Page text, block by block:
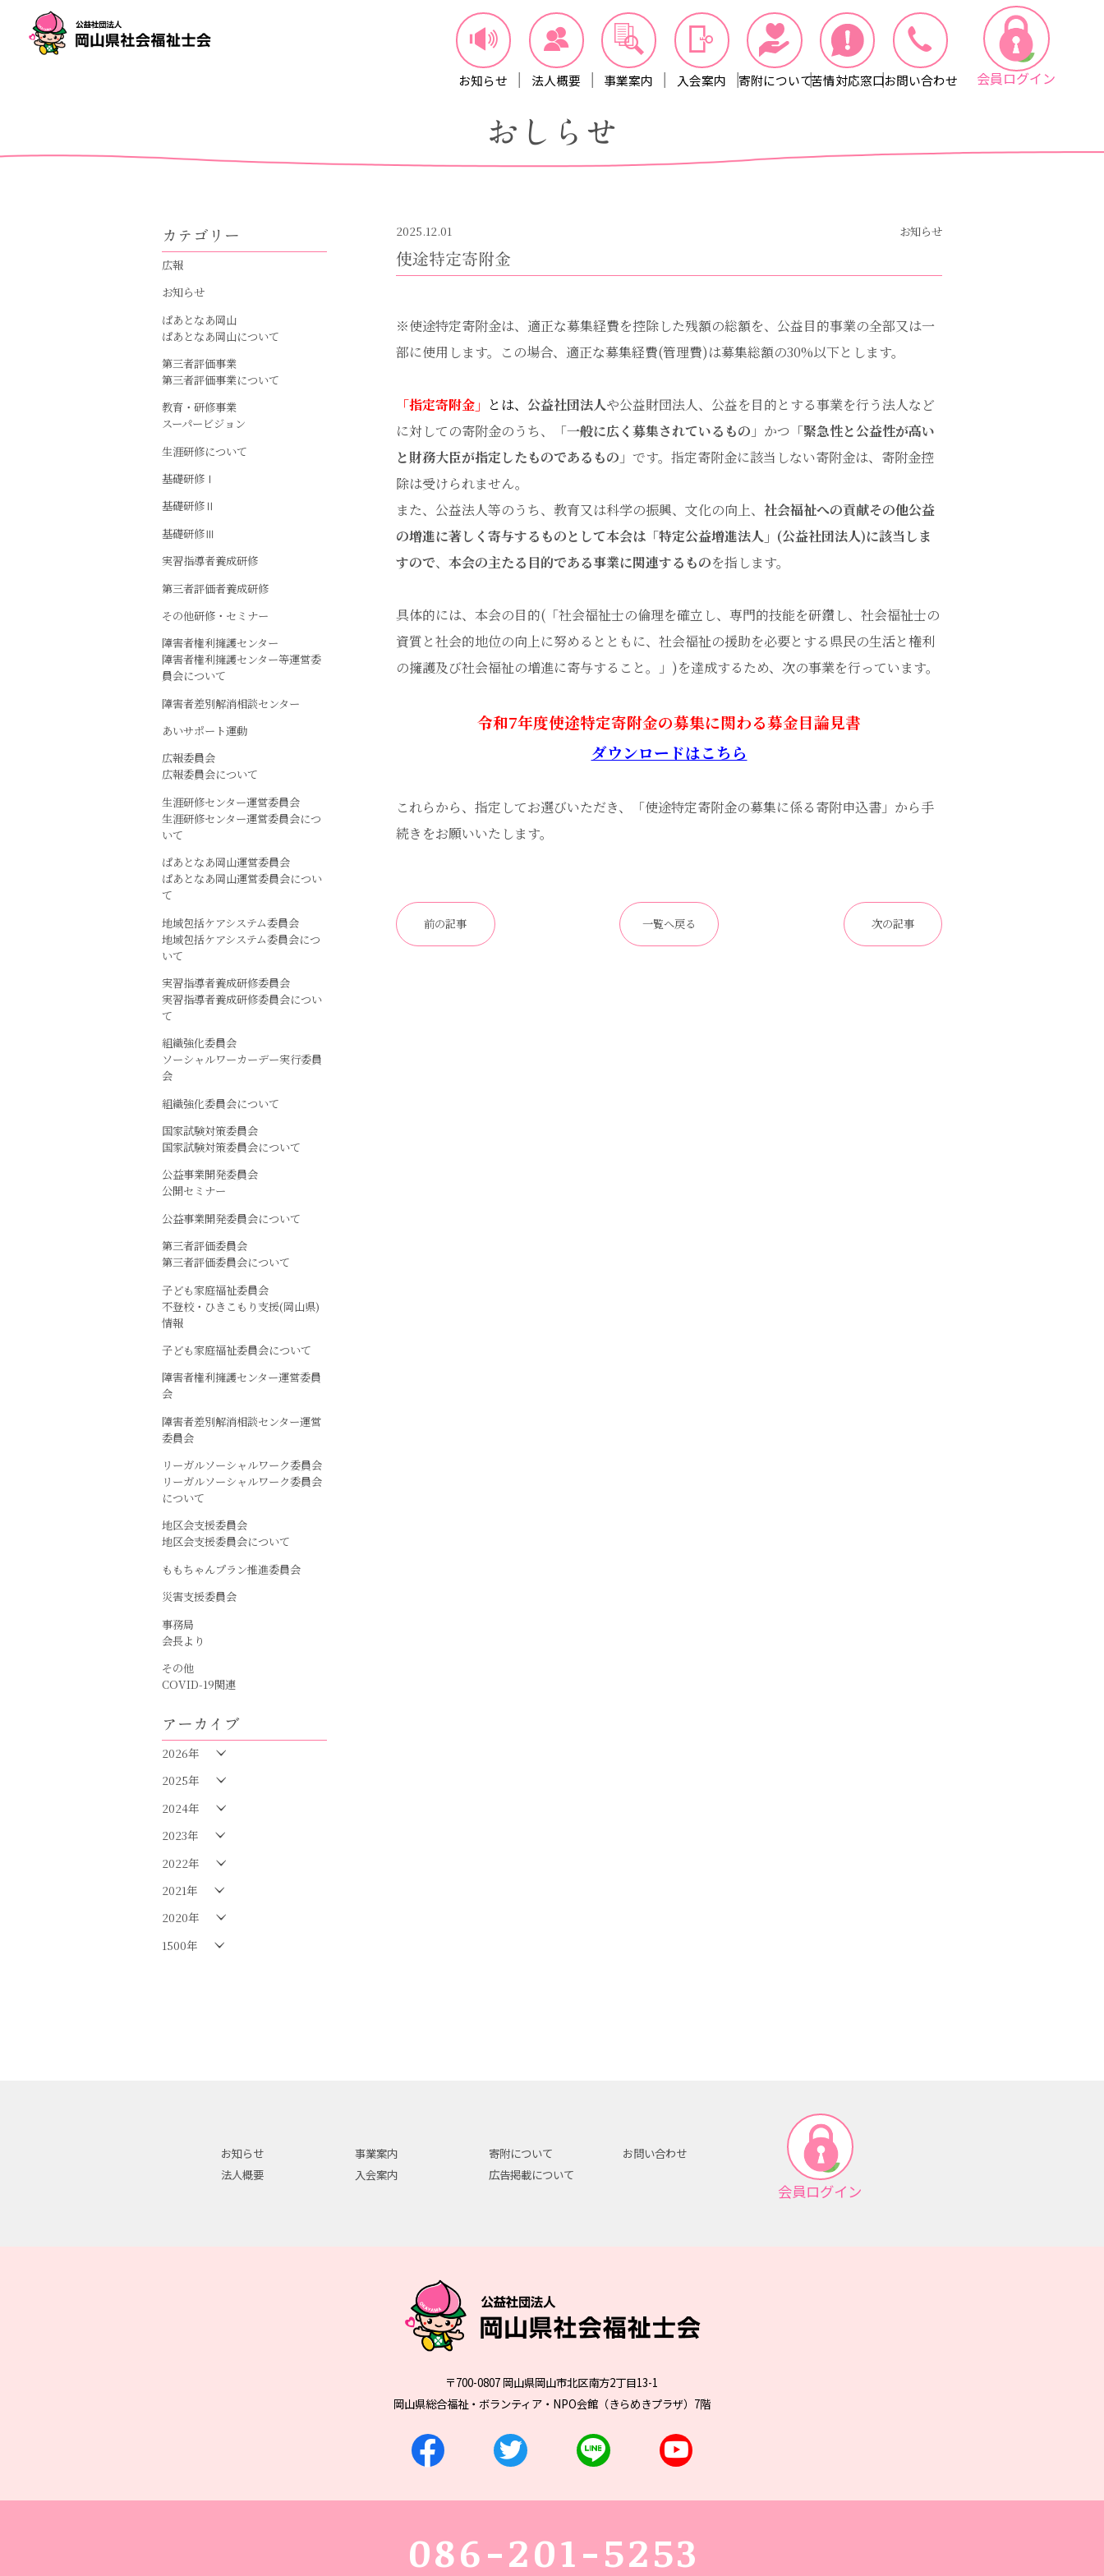
お知らせ 法人概要 事業案内 入会案内 寄附について苦情対応窓口お問い合わせ 会員ログイン
おしらせ
2025.12.01 お知らせ
使途特定寄附金
※使途特定寄附金は、適正な募集経費を控除した残額の総額を、公益目的事業の全部又は一
部に使用します。この場合、適正な募集経費(管理費)は募集総額の30%以下とします。
「指定寄附金」 とは、 公益社団法人や公益財団法人、公益を目的とする事業を行う法人など
に対しての寄附金のうち、「一般に広く募集されているもの 」かつ「緊急性と公益性が高い
と財務大臣が指定したものであるもの 」です。指定寄附金に該当しない寄附金は、寄附金控
除は受けられません。
また、公益法人等のうち、教育又は科学の振興、文化の向上、 社会福祉への貢献その他公益
の増進に著しく寄与するものとして本会は 「特定公益増進法人」(公益社団法人)に該当しま
すので、 本会の主たる目的である事業に関連するものを指します。
具体的には、本会の目的(「社会福祉士の倫理を確立し、専門的技能を研鑽し、社会福祉士の
資質と社会的地位の向上に努めるとともに、社会福祉の援助を必要とする県民の生活と権利
の擁護及び社会福祉の増進に寄与すること。」)を達成するため、次の事業を行っています。
令和7年度使途特定寄附金の募集に関わる募金目論見書
ダウンロードはこちら
これらから、指定してお選びいただき、「使途特定寄附金の募集に係る寄附申込書」から手
続きをお願いいたします。
前の記事 一覧へ戻る 次の記事
カテゴリー
広報
お知らせ
ぱあとなあ岡山
ぱあとなあ岡山について
第三者評価事業
第三者評価事業について
教育・研修事業
スーパービジョン
生涯研修について
基礎研修Ⅰ
基礎研修Ⅱ
基礎研修Ⅲ
実習指導者養成研修
第三者評価者養成研修
その他研修・セミナー
障害者権利擁護センター
障害者権利擁護センター等運営委
員会について
障害者差別解消相談センター
あいサポート運動
広報委員会
広報委員会について
生涯研修センター運営委員会
生涯研修センター運営委員会につ
いて
ぱあとなあ岡山運営委員会
ぱあとなあ岡山運営委員会につい
て
地域包括ケアシステム委員会
地域包括ケアシステム委員会につ
いて
実習指導者養成研修委員会
実習指導者養成研修委員会につい
て
組織強化委員会
ソーシャルワーカーデー実行委員
会
組織強化委員会について
国家試験対策委員会
国家試験対策委員会について
公益事業開発委員会
公開セミナー
公益事業開発委員会について
第三者評価委員会
第三者評価委員会について
子ども家庭福祉委員会
不登校・ひきこもり支援(岡山県)
情報
子ども家庭福祉委員会について
障害者権利擁護センター運営委員
会
障害者差別解消相談センター運営
委員会
リーガルソーシャルワーク委員会
リーガルソーシャルワーク委員会
について
地区会支援委員会
地区会支援委員会について
ももちゃんプラン推進委員会
災害支援委員会
事務局
会長より
その他
COVID-19関連
アーカイブ
2026年
2025年
2024年
2023年
2022年
2021年
2020年
1500年
お知らせ 事業案内 寄附について
お問い合わせ
法人概要
入会案内 広告掲載について
会員ログイン
〒700-0807 岡山県岡山市北区南方2丁目13-1
岡山県総合福祉・ボランティア・NPO会館（きらめきプラザ）7階
086-201-5253